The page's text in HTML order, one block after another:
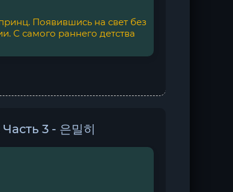
Появившись на свет без
С самого раннего детства
3 - 은밀히